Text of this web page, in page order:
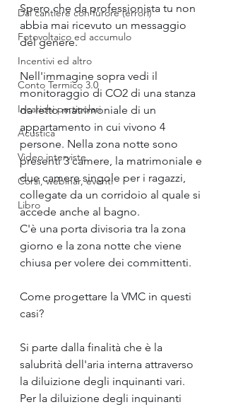
Dal cantiere con furore (errori)
Fotovoltaico ed accumulo
Incentivi ed altro
Conto Termico 3.0
Incarichi particolari
Acustica
Video interviste
Corsi, webinar, eventi
Libro
Spero che da professionista tu non
abbia mai ricevuto un messaggio
del genere.
Nell'immagine sopra vedi il
monitoraggio di CO2 di una stanza
da letto matrimoniale di un
appartamento in cui vivono 4
persone. Nella zona notte sono
presenti 3 camere, la matrimoniale e
due camere singole per i ragazzi,
collegate da un corridoio al quale si
accede anche al bagno.
C'è una porta divisoria tra la zona
giorno e la zona notte che viene
chiusa per volere dei committenti.
Come progettare la VMC in questi
casi?
Si parte dalla finalità che è la
salubrità dell'aria interna attraverso
la diluizione degli inquinanti vari.
Per la diluizione degli inquinanti